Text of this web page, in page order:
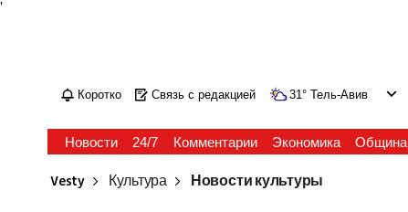
'
Коротко Связь с редакцией 31° Тель-Авив
Новости 24/7 Комментарии Экономика Община
Vesty Культура Новости культуры